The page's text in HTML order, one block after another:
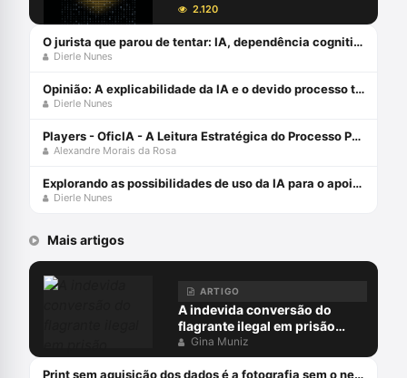
2.120
O jurista que parou de tentar: IA, dependência cognitiva e como o design importa
Dierle Nunes
Opinião: A explicabilidade da IA e o devido processo tecnológico
Dierle Nunes
Players - OficIA - A Leitura Estratégica do Processo Penal com Alexandre Morais da Rosa
Alexandre Morais da Rosa
Explorando as possibilidades de uso da IA para o apoio à decisão no Direito
Dierle Nunes
Mais artigos
ARTIGO
A indevida conversão do
flagrante ilegal em prisão
preventiva
Gina Muniz
Print sem aquisição dos dados é a fotografia sem o negativo